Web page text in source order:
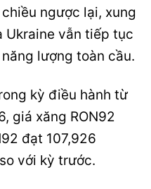
ngược lại, xung
Ukraine vẫn tiếp tục
lượng toàn cầu.
kỳ điều hành từ
giá xăng RON92
đạt 107,926
với kỳ trước.